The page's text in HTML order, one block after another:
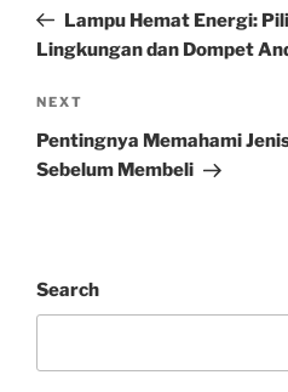
PostLampu Hemat Energi:
Lingkungan dan Dompet
Next
Post
NEXT
Pentingnya Memahami
Sebelum Membeli
Search